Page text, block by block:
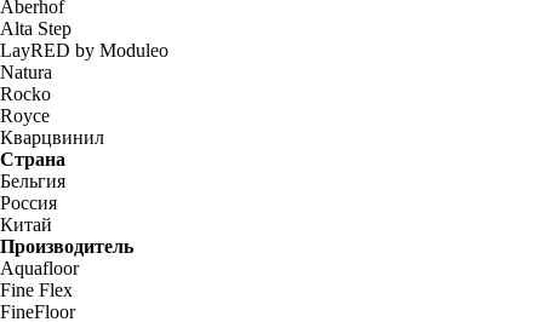
Aberhof
Alta Step
LayRED by Moduleo
Natura
Rocko
Royce
Кварцвинил
Страна
Бельгия
Россия
Китай
Производитель
Aquafloor
Fine Flex
FineFloor